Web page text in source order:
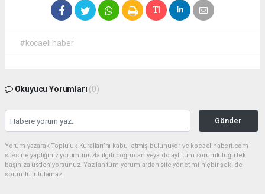
#kocaeli haber
Okuyucu Yorumları (0)
Gönder
Yorum yazarak Topluluk Kuralları’nı kabul etmiş bulunuyor ve kocaelihaberi.com
sitesine yaptığınız yorumunuzla ilgili doğrudan veya dolaylı tüm sorumluluğu tek
başınıza üstleniyorsunuz. Yazılan tüm yorumlardan site yönetimi hiçbir şekilde
sorumlu tutulamaz.